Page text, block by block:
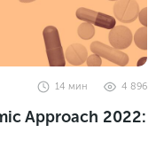
4 896
14 мин
Approach 2022: